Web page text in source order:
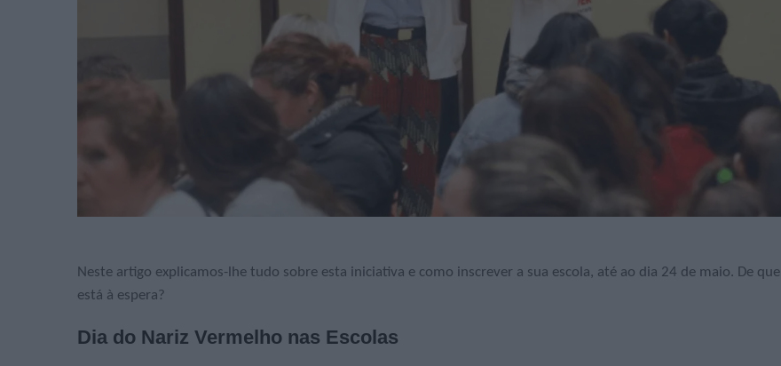
Neste artigo explicamos-lhe tudo sobre esta iniciativa e como inscrever a sua escola, até ao dia 24 de maio. De que
está à espera?
Dia do Nariz Vermelho nas Escolas